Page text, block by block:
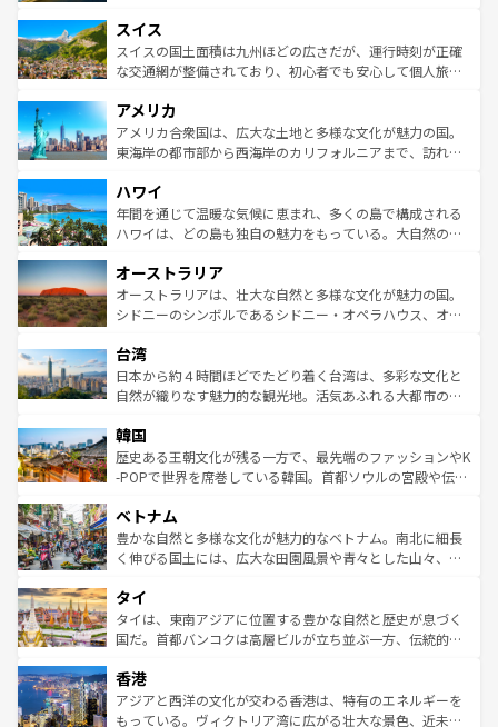
れる地方に足を運ぶとそれぞれで全く異なる文化を体験で
きるだろう。 なお、新着のフランス情報はコンテンツ一覧
を参照してほしい。
は、お酒好きな人にはぜひ体験してほしい。 なお、新着の
ドイツ情報はコンテンツ一覧を参照してほしい。
リアごとに異なる魅力がある。また、優雅なアフタヌーン
ティー、ビール好きにはたまらない英国パブ、サッカー観
戦など、本場だからこそできる体験も豊富。イギリスを旅
ンツ一覧を参照してほしい。
スイス
スイスの国土面積は九州ほどの広さだが、運行時刻が正確
な交通網が整備されており、初心者でも安心して個人旅行
の建物がそのまま残る町や、スイスならではのユニークな
博物館もあり、アルプス観光だけでなく町歩きも満喫する
ことができる。国民の所得が高いため物価も高いが、旅行
ば市内交通費無料で観光を楽しむこともできる。 なお、新
着のスイス情報はコンテンツ一覧 を参照してほしい。
アメリカ
アメリカ合衆国は、広大な土地と多様な文化が魅力の国。
東海岸の都市部から西海岸のカリフォルニアまで、訪れる
のような巨大都市は、観光、ショッピング、エンターテイ
ンメントが詰まった刺激的なスポットだ。一方、アメリカ
西部には大自然が広がり、グランドキャニオンやイエロー
部のニューオーリンズでは、音楽と美食が融合した独特の
文化が魅力。旅行者はアメリカの各地域で異なる魅力を楽
しみながら、その多様性と豊かな歴史を感じることができ
ならではの贅沢な旅のスタイルだ。 なお、新着のアメリカ
情報はコンテンツ一覧を参照してほしい。
ハワイ
年間を通じて温暖な気候に恵まれ、多くの島で構成される
ハワイは、どの島も独自の魅力をもっている。大自然の神
ワイ島は見逃せない。また、定番の観光地といえばオアフ
島だが、静かな自然を求めるならマウイ島やカウアイ島が
おすすめ。エメラルドグリーンに輝く海をはじめ、豊かな
れるおもてなしの心で訪れる人々を迎えてくれるハワイの
人々、おいしいローカルフードやハワイアンミュージッ
ク、伝統的なフラダンスなど、すべてがハワイの魅力を彩
ワイを、存分に味わってほしい。 なお、新着のハワイ情報
はコンテンツ一覧を参照してほしい。
オーストラリア
オーストラリアは、壮大な自然と多様な文化が魅力の国。
シドニーのシンボルであるシドニー・オペラハウス、オー
リアリーフや大陸中央部にそびえるウルル（エアーズロッ
ク）、タスマニアの美しい原生林やケアンズの熱帯雨林な
ど、見どころがたくさん。また、カフェやワイン、オージ
いる。アクティビティも充実しており、サーフィンやダイ
ビング、ハイキングなど、アウトドア好きにはたまらな
い。オーストラリアの多彩な魅力を存分に味わいつくそ
参照してほしい。
台湾
日本から約４時間ほどでたどり着く台湾は、多彩な文化と
自然が織りなす魅力的な観光地。活気あふれる大都市の台
ン）、静ひつな山岳地帯である台湾東部など、都市の喧騒
と山間の静けさが共存しており、訪れる人に新しい発見と
驚きをもたらしてくれる。また、奥深い台湾の食文化も魅
容にもいいと評判のスイーツなど、バラエティ豊かな料理
が味わえる。 なお、新着の台湾情報は コンテンツ一覧を参
照してほしい。
韓国
歴史ある王朝文化が残る一方で、最先端のファッションやK
-POPで世界を席巻している韓国。首都ソウルの宮殿や伝統
き、地方に足を延ばせば四季折々の自然美を楽しむことが
できる。そして、キムチや焼肉、絶品のストリートフード
まで、さまざまな韓国料理が待っている。夜には、韓国な
リティに包まれながら、韓国の多彩な魅力を心ゆくまで味
わってみてほしい。 なお、新着の韓国情報はコンテンツ一
覧を参照してほしい。
ベトナム
豊かな自然と多様な文化が魅力的なベトナム。南北に細長
く伸びる国土には、広大な田園風景や青々とした山々、世
急速な発展と共に伝統が息づく。ハノイの古い町並みやホ
ーチミン市のフランス統治時代の建物も、独特の雰囲気を
醸し出している。また、バラエティの豊かさとおいしさで
とつ。フォーやバインミー、ベトナムコーヒーなどは、ぜ
ひ現地で味わいたい。どの地域を訪れてもあたたかい人々
が旅行者を迎えてくれるので、きっと忘れられない旅にな
タイ
タイは、東南アジアに位置する豊かな自然と歴史が息づく
国だ。首都バンコクは高層ビルが立ち並ぶ一方、伝統的な
の活気が交差している。北部ではチェンマイなどの山岳地
帯で自然と触れ合い、南部ではプーケットやクラビの美し
いビーチでリゾート気分を楽しむことができる。タイ料理
香港
アジアと西洋の文化が交わる香港は、特有のエネルギーを
もっている。ヴィクトリア湾に広がる壮大な景色、近未来